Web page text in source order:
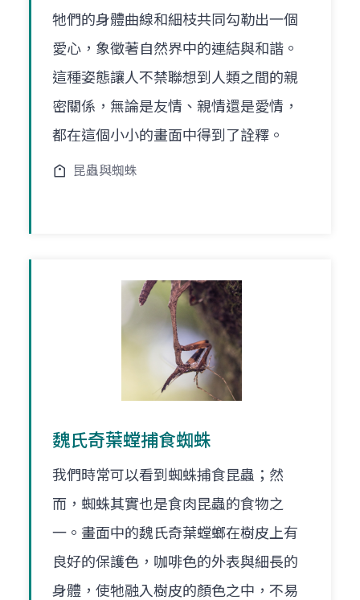
牠們的身體曲線和細枝共同勾勒出一個
愛心，象徵著自然界中的連結與和諧。
這種姿態讓人不禁聯想到人類之間的親
密關係，無論是友情、親情還是愛情，
都在這個小小的畫面中得到了詮釋。
昆蟲與蜘蛛
魏氏奇葉螳捕食蜘蛛
我們時常可以看到蜘蛛捕食昆蟲；然
而，蜘蛛其實也是食肉昆蟲的食物之
一。畫面中的魏氏奇葉螳螂在樹皮上有
良好的保護色，咖啡色的外表與細長的
身體，使牠融入樹皮的顏色之中，不易